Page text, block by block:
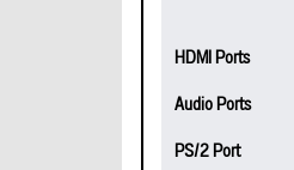
HDMI Ports
Audio Ports
PS/2 Port